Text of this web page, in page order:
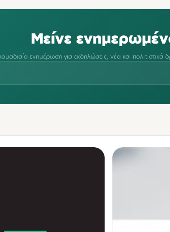
Μείνε
ενημέρωση για εκδηλώσεις, νέα και πολιτιστικά